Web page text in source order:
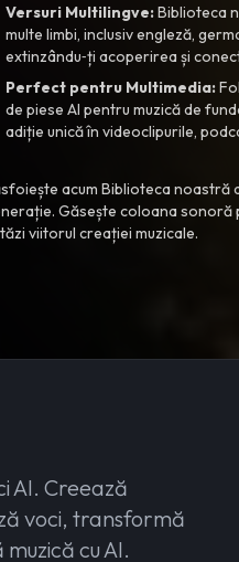
Versuri Multilingve:Biblioteca
multe limbi, inclusiv engleză,
extinzându‑ți acoperirea și
Perfect pentru Multimedia:
de piese AI pentru muzică de
adiție unică în videoclipurile,
acum Biblioteca noastră
Găsește coloana
viitorul creației muzicale.
AI. Creează
voci, transformă
cu AI.